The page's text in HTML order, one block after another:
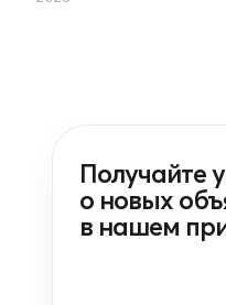
Получайте
о новых
в нашем